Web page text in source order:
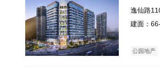
逸仙路
建面：
公园地产